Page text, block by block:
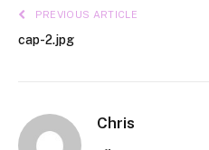
PREVIOUS ARTICLE
cap-2.jpg
Chris